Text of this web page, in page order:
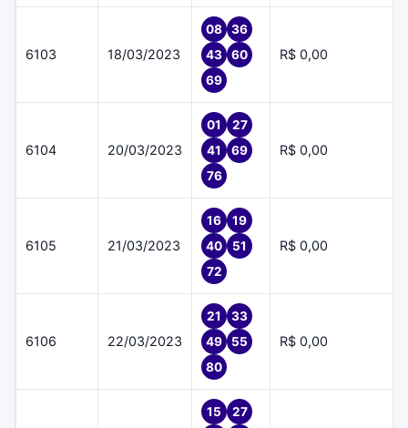
6103 18/03/2023
08
36
43
60
69
R$ 0,00
6104 20/03/2023
01
27
41
69
76
R$ 0,00
6105 21/03/2023
16
19
40
51
72
R$ 0,00
6106 22/03/2023
21
33
49
55
80
R$ 0,00
15
27